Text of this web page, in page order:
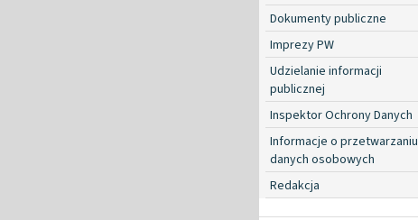
Dokumenty publiczne
Imprezy PW
Udzielanie informacji
publicznej
Inspektor Ochrony Danych
Informacje o przetwarzaniu
danych osobowych
Redakcja